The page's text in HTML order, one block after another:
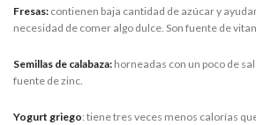
Fresas: contienen baja cantidad de azúcar y
necesidad de comer algo dulce. Son fuente de
Semillas de calabaza: horneadas con un poco de
fuente de zinc.
Yogurt griego: tiene tres veces menos calorías